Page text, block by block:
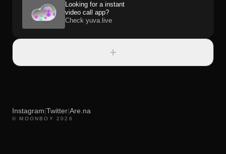
Looking for a instant
video call app?
Check yuva.live
+
Instagram|Twitter|Are.na
© MOONBOY 2026